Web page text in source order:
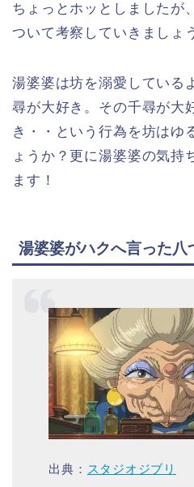
ちょっとホッとしましたが
ついて考察していきましょ
湯婆婆は坊を溺愛している
尋が大好き。その千尋が大
き・・という行為を坊はゆ
ょうか？更に湯婆婆の気持
ます！
湯婆婆がハクへ言った八
出典： スタジオジブリ